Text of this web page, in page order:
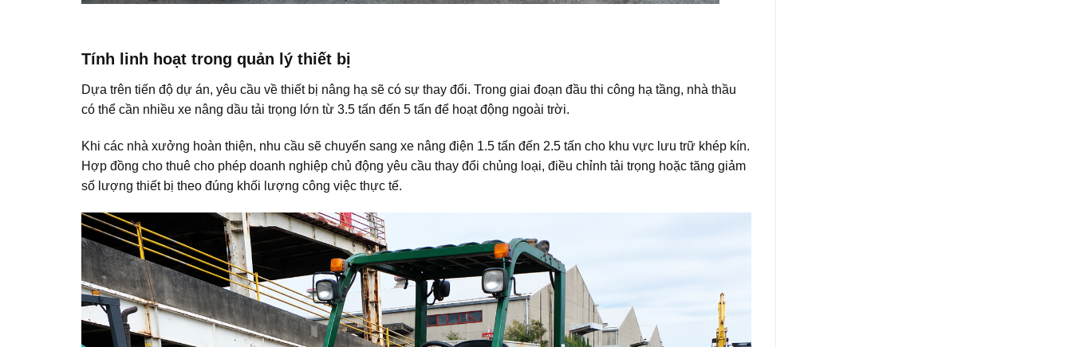
Tính linh hoạt trong quản lý thiết bị
Dựa trên tiến độ dự án, yêu cầu về thiết bị nâng hạ sẽ có sự thay đổi. Trong giai đoạn đầu thi công hạ tầng, nhà thầu
có thể cần nhiều xe nâng dầu tải trọng lớn từ 3.5 tấn đến 5 tấn để hoạt động ngoài trời.
Khi các nhà xưởng hoàn thiện, nhu cầu sẽ chuyển sang xe nâng điện 1.5 tấn đến 2.5 tấn cho khu vực lưu trữ khép kín.
Hợp đồng cho thuê cho phép doanh nghiệp chủ động yêu cầu thay đổi chủng loại, điều chỉnh tải trọng hoặc tăng giảm
số lượng thiết bị theo đúng khối lượng công việc thực tế.